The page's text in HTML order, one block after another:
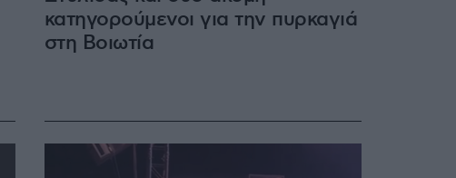
κατηγορούμενοι για την πυρκαγιά
στη Βοιωτία